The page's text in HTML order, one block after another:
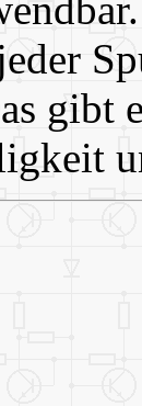
gibt